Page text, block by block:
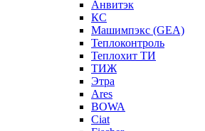
Анвитэк
КС
Машимпэкс (GEA)
Теплоконтроль
Теплохит ТИ
ТИЖ
Этра
Ares
BOWA
Ciat